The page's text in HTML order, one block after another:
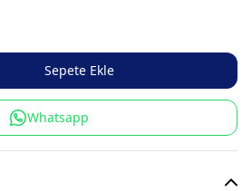
Sepete Ekle
Whatsapp